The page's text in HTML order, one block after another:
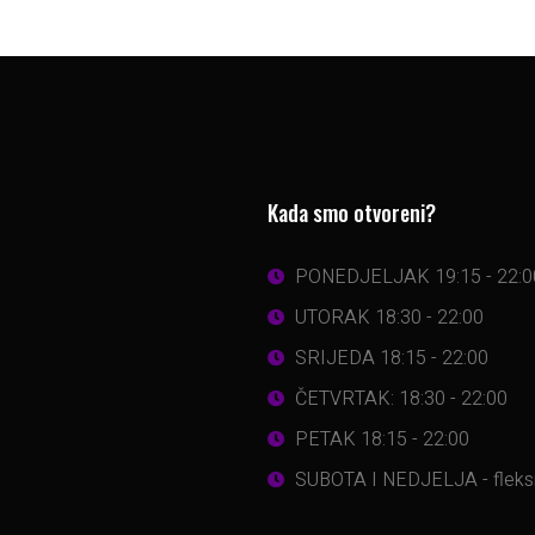
Kada smo otvoreni?
PONEDJELJAK 19:15 -
UTORAK 18:30 - 22:00
SRIJEDA 18:15 - 22:00
ČETVRTAK: 18:30 - 22:00
PETAK 18:15 - 22:00
SUBOTA I NEDJELJA -